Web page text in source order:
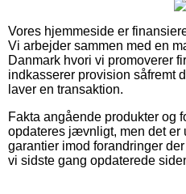
Vores hjemmeside er
Vi arbejder sammen med en
Danmark hvori vi promoverer
indkasserer provision såfremt
laver en transaktion.
Fakta angående produkter og
opdateres jævnligt, men det er
garantier imod forandringer
vi sidste gang opdaterede